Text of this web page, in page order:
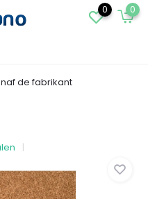
0 0
de fabrikant